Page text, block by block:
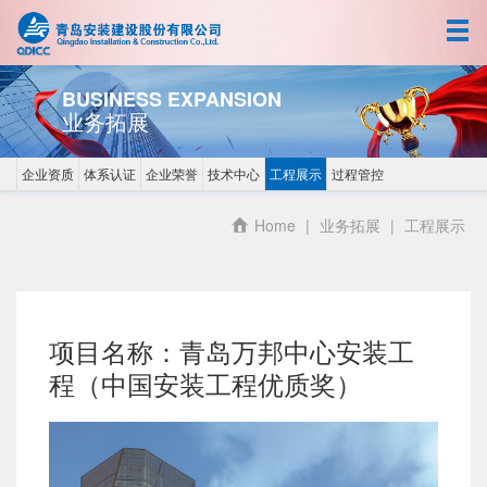
关于我们
新闻中心
人力资源
业务拓展
EN
中文
BUSINESS EXPANSION
业务拓展
企业资质 体系认证 企业荣誉 技术中心 工程展示 过程管控
Home | 业务拓展 | 工程展示
项目名称：青岛万邦中心安装工
程（中国安装工程优质奖）